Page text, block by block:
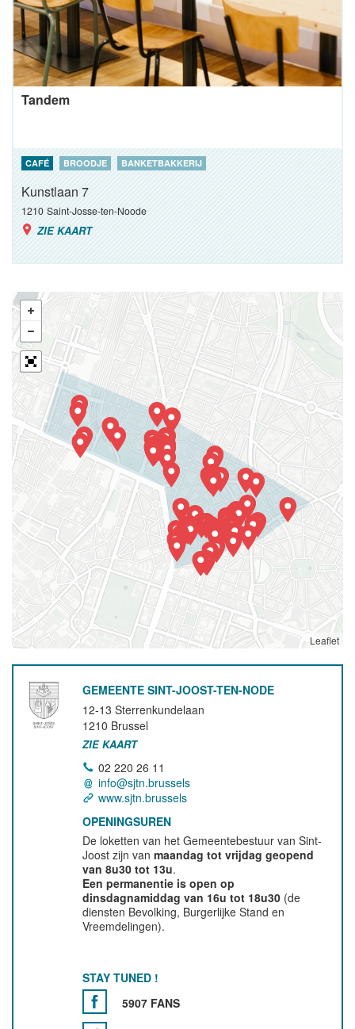
Tandem
CAFÉ BROODJE BANKETBAKKERIJ
Kunstlaan 7
1210 Saint-Josse-ten-Noode
ZIE KAART
Leaflet
GEMEENTE SINT-JOOST-TEN-NODE
12-13 Sterrenkundelaan
1210 Brussel
ZIE KAART
02 220 26 11
info@sjtn.brussels
www.sjtn.brussels
OPENINGSUREN
De loketten van het Gemeentebestuur van Sint-
Joost zijn vanmaandag tot vrijdag geopend
van 8u30 tot 13u.
Een permanentie is open op
dinsdagnamiddag van 16u tot 18u30 (de
diensten Bevolking, Burgerlijke Stand en
Vreemdelingen).
STAY TUNED !
5907 FANS